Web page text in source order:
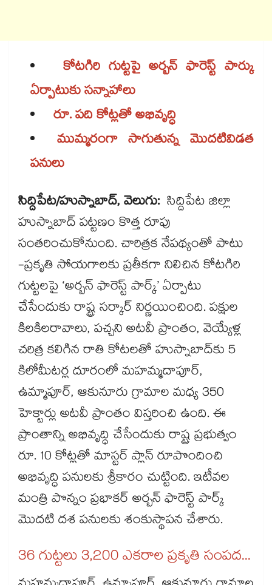
కోటగిరి గుట్టపై అర్బన్ ఫారెస్ట్ పార్కు
ఏర్పాటుకు సన్నాహాలు
రూ. పది కోట్లతో అభివృద్ధి
ముమ్మరంగా సాగుతున్న మొదటివిడత
పనులు
సిద్దిపేట/హుస్నాబాద్, వెలుగు: సిద్దిపేట జిల్లా
హుస్నాబాద్‌‌ పట్టణం కొత్త రూపు
సంతరించుకోనుంది. చారిత్రక నేపథ్యంతో పాటు
-ప్రకృతి సోయగాలకు ప్రతీకగా నిలిచిన కోటగిరి
గుట్టలపై ‘అర్బన్ ఫారెస్ట్ పార్క్’ ఏర్పాటు
చేసేందుకు రాష్ట్ర సర్కార్‌‌‌‌ నిర్ణయించింది. పక్షుల
కిలకిలరావాలు, పచ్చని అటవీ ప్రాంతం, వెయ్యేళ్ల
చరిత్ర కలిగిన రాతి కోటలతో హుస్నాబాద్‌‌కు 5
కిలోమీటర్ల దూరంలో మహమ్మదాపూర్,
ఉమ్మాపూర్, ఆకునూరు గ్రామాల మధ్య 350
హెక్టార్లు అటవీ ప్రాంతం విస్తరించి ఉంది. ఈ
ప్రాంతాన్ని అభివృద్ధి చేసేందుకు రాష్ట్ర ప్రభుత్వం
రూ. 10 కోట్లతో మాస్టర్ ప్లాన్ రూపొందించి
అభివృద్ధి పనులకు శ్రీకారం చుట్టింది. ఇటీవల
మంత్రి పొన్నం ప్రభాకర్ అర్బన్ ఫారెస్ట్ పార్క్
మొదటి దశ పనులకు శంకుస్థాపన చేశారు.
36 గుట్టలు 3,200 ఎకరాల ప్రకృతి సంపద...